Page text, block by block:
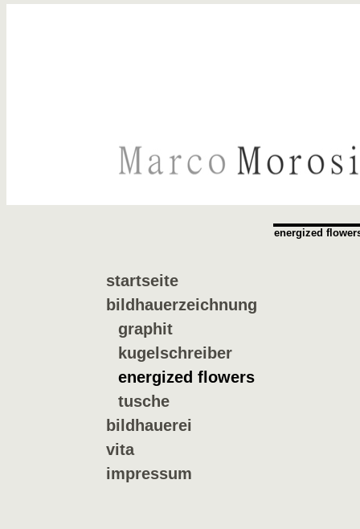
startseite
bildhauerzeichnung
graphit
kugelschreiber
energized flowers
tusche
bildhauerei
vita
impressum
energized